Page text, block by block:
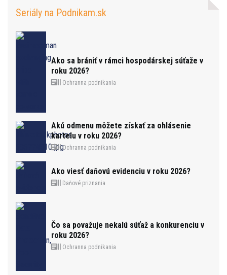
Seriály na Podnikam.sk
Ako sa brániť v rámci hospodárskej súťaže v
roku 2026?
Ochranna podnikania
Akú odmenu môžete získať za ohlásenie
kartelu v roku 2026?
Ochranna podnikania
Ako viesť daňovú evidenciu v roku 2026?
Daňové priznania
Čo sa považuje nekalú súťaž a konkurenciu v
roku 2026?
Ochranna podnikania